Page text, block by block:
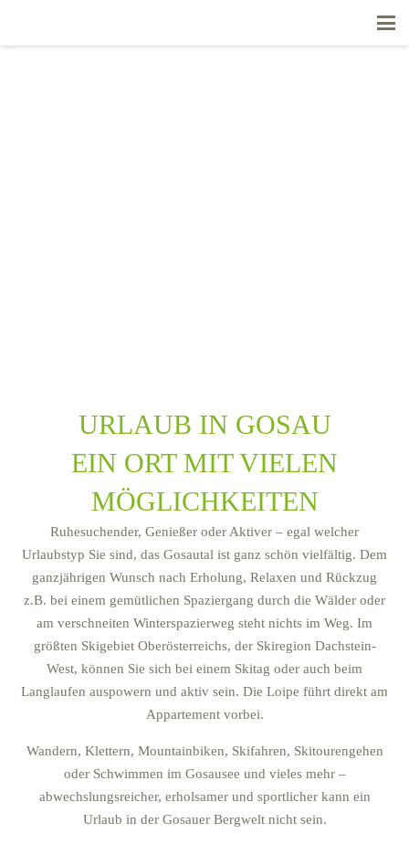
URLAUB IN GOSAU
EIN ORT MIT VIELEN
MÖGLICHKEITEN
Ruhesuchender, Genießer oder Aktiver – egal welcher
Urlaubstyp Sie sind, das Gosautal ist ganz schön vielfältig. Dem
ganzjährigen Wunsch nach Erholung, Relaxen und Rückzug
z.B. bei einem gemütlichen Spaziergang durch die Wälder oder
am verschneiten Winterspazierweg steht nichts im Weg. Im
größten Skigebiet Oberösterreichs, der Skiregion Dachstein-
West, können Sie sich bei einem Skitag oder auch beim
Langlaufen auspowern und aktiv sein. Die Loipe führt direkt am
Appartement vorbei.
Wandern, Klettern, Mountainbiken, Skifahren, Skitourengehen
oder Schwimmen im Gosausee und vieles mehr –
abwechslungsreicher, erholsamer und sportlicher kann ein
Urlaub in der Gosauer Bergwelt nicht sein.